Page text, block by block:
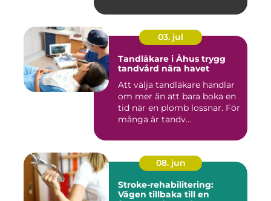
03. jul
Tandläkare i Åhus trygg
tandvård nära havet
Att välja tandläkare handlar
om mer än att bara boka en
tid när en plomb lossnar. För
många är tandv...
08. jun
Stroke-rehabilitering:
Vägen tillbaka till en